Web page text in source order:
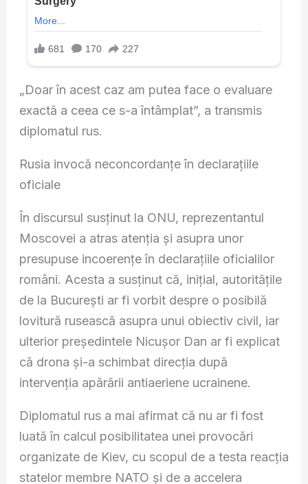
„Doar în acest caz am putea face o evaluare
exactă a ceea ce s-a întâmplat”, a transmis
diplomatul rus.
Rusia invocă neconcordanțe în declarațiile
oficiale
În discursul susținut la ONU, reprezentantul
Moscovei a atras atenția și asupra unor
presupuse incoerențe în declarațiile oficialilor
români. Acesta a susținut că, inițial, autoritățile
de la București ar fi vorbit despre o posibilă
lovitură rusească asupra unui obiectiv civil, iar
ulterior președintele Nicușor Dan ar fi explicat
că drona și-a schimbat direcția după
intervenția apărării antiaeriene ucrainene.
Diplomatul rus a mai afirmat că nu ar fi fost
luată în calcul posibilitatea unei provocări
organizate de Kiev, cu scopul de a testa reacția
statelor membre NATO și de a accelera